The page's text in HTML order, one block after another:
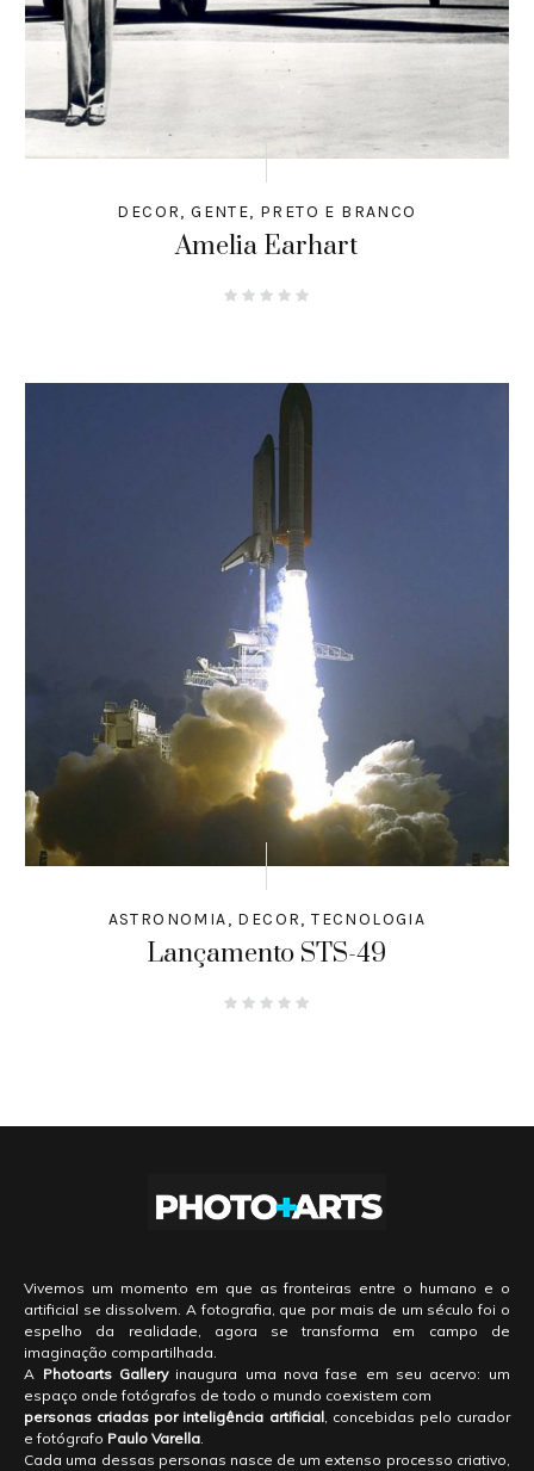
DECOR,GENTE, PRETO E BRANCO
Amelia Earhart
ASTRONOMIA, DECOR,TECNOLOGIA
Lançamento STS-49
Vivemos um momento em que as fronteiras entre o humano e o
artificial se dissolvem. A fotografia, que por mais de um século foi o
espelho da realidade, agora se transforma em campo de
imaginação compartilhada.
A Photoarts Galleryinaugura uma nova fase em seu acervo: um
espaço onde fotógrafos de todo o mundo coexistem com
personas criadas por inteligência artificial, concebidas pelo curador
e fotógrafo Paulo Varella.
Cada uma dessas personas nasce de um extenso processo criativo,